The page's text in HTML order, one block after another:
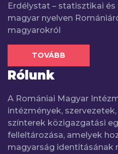
Erdélystat – statisztikai
magyar nyelven
magyarokról
TOVÁBB
Rólunk
A Romániai Magyar
intézmények,
színterek közigazgatási
felleltározása, amelyek
magyarság identitásának